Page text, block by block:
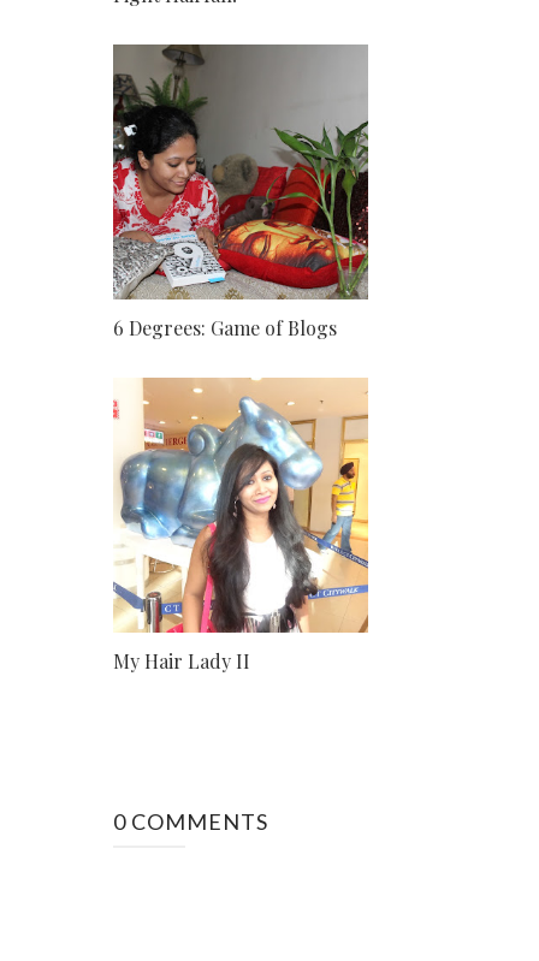
6 Degrees: Game of Blogs
My Hair Lady II
0 COMMENTS